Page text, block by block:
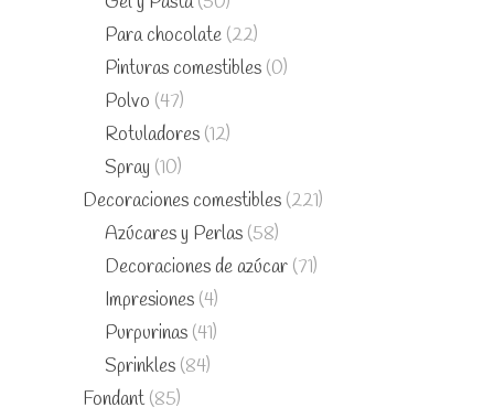
Para chocolate (22)
Pinturas comestibles (0)
Polvo (47)
Rotuladores (12)
Spray (10)
Decoraciones comestibles (221)
Azúcares y Perlas (58)
Decoraciones de azúcar (71)
Impresiones (4)
Purpurinas (41)
Sprinkles (84)
Fondant (85)